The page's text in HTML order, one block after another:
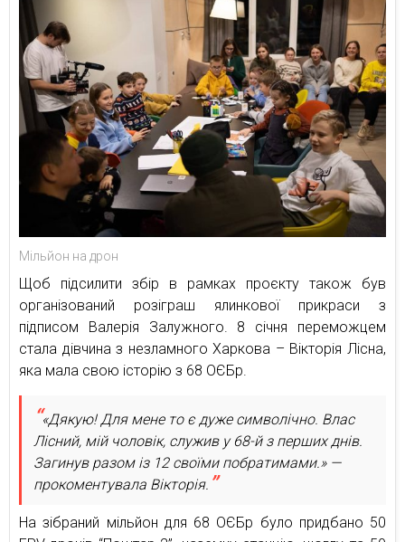
Мільйон на дрон
Щоб підсилити збір в рамках проєкту також був
організований розіграш ялинкової прикраси з
підписом Валерія Залужного. 8 січня переможцем
стала дівчина з незламного Харкова – Вікторія Лісна,
яка мала свою історію з 68 ОЄБр.
«Дякую! Для мене то є дуже символічно. Влас
Лісний, мій чоловік, служив у 68-й з перших днів.
Загинув разом із 12 своїми побратимами.» —
прокоментувала Вікторія.
На зібраний мільйон для 68 ОЄБр було придбано 50